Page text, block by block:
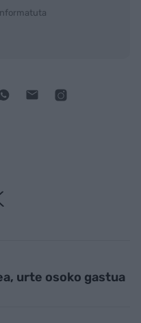
urte osoko gastua